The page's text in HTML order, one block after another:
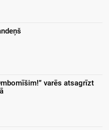
varēs atsagrīzt